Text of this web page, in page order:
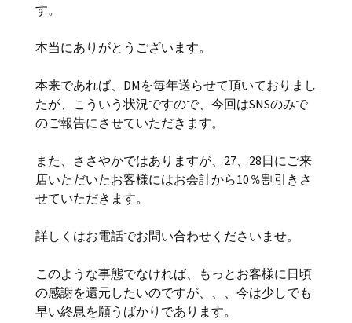
す。
本当にありがとうございます。
本来であれば、DMを毎年送らせて頂いておりまし
たが、こういう状況ですので、今回はSNSのみで
のご報告にさせていただきます。
また、ささやかではありますが、27、28日にご来
店いただいたお客様にはお会計から10％割引きさ
せていただきます。
詳しくはお電話でお問い合わせくださいませ。
このような事態でなければ、もっとお客様に日頃
の感謝を還元したいのですが、、、今は少しでも
早い終息を願うばかりであります。